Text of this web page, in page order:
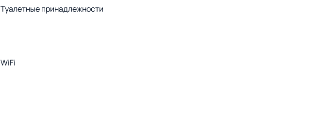
Туалетные принадлежности
WiFi